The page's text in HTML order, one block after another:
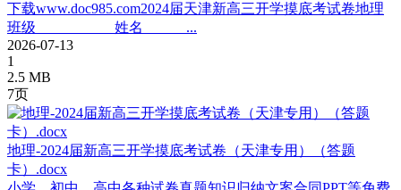
下载www.doc985.com2024届天津新高三开学摸底考试卷地理
班级___________姓名______...
2026-07-13
1
2.5 MB
7页
地理-2024届新高三开学摸底考试卷（天津专用）（答题
卡）.docx